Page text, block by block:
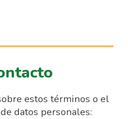
estos términos o el
datos personales: